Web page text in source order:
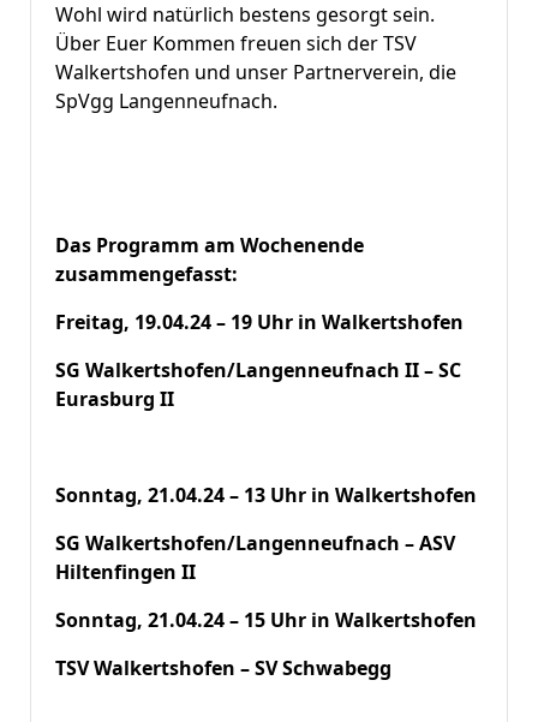
Wohl wird natürlich bestens gesorgt sein.
Über Euer Kommen freuen sich der TSV
Walkertshofen und unser Partnerverein, die
SpVgg Langenneufnach.
Das Programm am Wochenende
zusammengefasst:
Freitag, 19.04.24 – 19 Uhr in Walkertshofen
SG Walkertshofen/Langenneufnach II – SC
Eurasburg II
Sonntag, 21.04.24 – 13 Uhr in Walkertshofen
SG Walkertshofen/Langenneufnach – ASV
Hiltenfingen II
Sonntag, 21.04.24 – 15 Uhr in Walkertshofen
TSV Walkertshofen – SV Schwabegg